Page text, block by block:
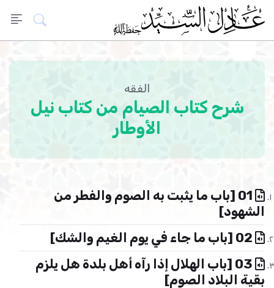
الفقه
شرح كتاب الصيام من كتاب نيل
الأوطار
01 [باب ما يثبت به الصوم والفطر من
الشهود]
03 [باب الهلال إذا رآه أهل بلدة هل يلزم
بقية البلاد الصوم]